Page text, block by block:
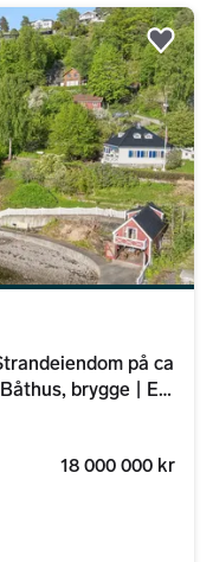
på ca
brygge | En
18 000 000 kr